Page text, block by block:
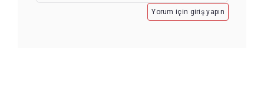
Yorum için giriş yapın